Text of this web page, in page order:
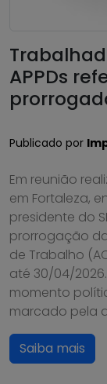
APPDs
Publicado por
Em reunião
em Fortaleza,
presidente do
prorrogação
de Trabalho
até 30/04/
momento
marcado pela
Saiba mais